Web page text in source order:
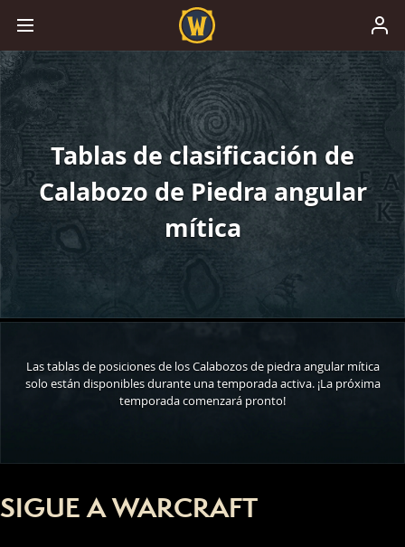
Tablas de clasificación de
Calabozo de Piedra angular
mítica
Las tablas de posiciones de los Calabozos de piedra angular mítica
solo están disponibles durante una temporada activa. ¡La próxima
temporada comenzará pronto!
SIGUE A WARCRAFT